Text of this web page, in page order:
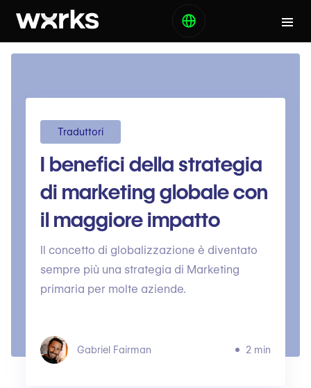
Traduttori
I benefici della strategia
di marketing globale con
il maggiore impatto
Il concetto di globalizzazione è diventato
sempre più una strategia di Marketing
primaria per molte aziende.
Gabriel Fairman 2 min